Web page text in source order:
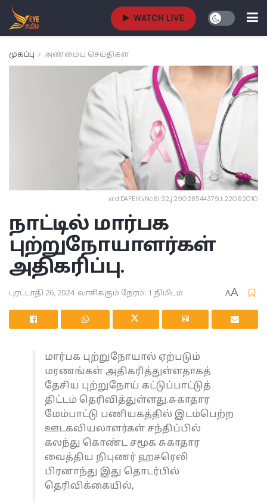
WATCH LIVE
முகப்பு அண்மைய செய்திகள்
xr:d:DAFEIKvNc6I:32,j:29028544379,t:22062010
நாட்டில் மார்பக
புற்றுநோயாளர்கள்
அதிகரிப்பு.
புரட்டாதி 26, 2024 வாசிக்கும் நேரம்: 1 நிமிடம் AA
மார்பக புற்றுநோயால் ஏற்படும்
மரணங்கள் அதிகரித்துள்ளதாகத்
தேசிய புற்றுநோய் கட்டுப்பாட்டுத்
திட்டம் தெரிவித்துள்ளது.சுகாதார
மேம்பாட்டு பணியகத்தில் இடம்பெற்ற
ஊடகவியலாளர்கள் சந்திப்பில்
கலந்து கொண்ட சமூக சுகாதார
வைத்திய நிபுணர் ஹசரெலி
பிரனாந்து இது தொடர்பில்
தெரிவிக்கையில்,